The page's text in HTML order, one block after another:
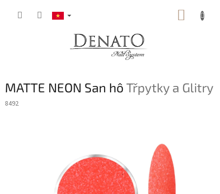
GIỎ
MATTE NEON San hôTřpytky a Glitry
8492